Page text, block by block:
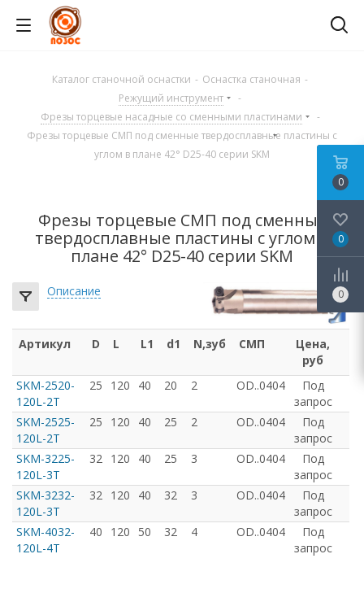
Каталог станочной оснастки - Оснастка станочная -
Режущий инструмент
-
Фрезы торцевые насадные со сменными пластинами
-
Фрезы торцевые СМП под сменные твердосплавные пластины с
углом в плане 42° D25-40 серии SKM
Фрезы торцевые СМП под сменные
твердосплавные пластины с углом в
плане 42° D25-40 серии SKM
Описание
Артикул D L L1 d1 N,зуб СМП
Цена,
руб
SKM-2520-
120L-2T
25 120 40 20 2 OD..0404
Под
запрос
SKM-2525-
120L-2T
25 120 40 25 2 OD..0404
Под
запрос
SKM-3225-
120L-3T
32 120 40 25 3 OD..0404
Под
запрос
SKM-3232-
120L-3T
32 120 40 32 3 OD..0404
Под
запрос
SKM-4032-
120L-4T
40 120 50 32 4 OD..0404
Под
запрос
0
0
0